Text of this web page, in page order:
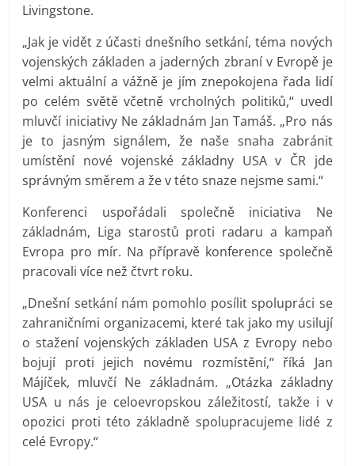
Livingstone.
„Jak je vidět z účasti dnešního setkání, téma nových
vojenských základen a jaderných zbraní v Evropě je
velmi aktuální a vážně je jím znepokojena řada lidí
po celém světě včetně vrcholných politiků,“ uvedl
mluvčí iniciativy Ne základnám Jan Tamáš. „Pro nás
je to jasným signálem, že naše snaha zabránit
umístění nové vojenské základny USA v ČR jde
správným směrem a že v této snaze nejsme sami.“
Konferenci uspořádali společně iniciativa Ne
základnám, Liga starostů proti radaru a kampaň
Evropa pro mír. Na přípravě konference společně
pracovali více než čtvrt roku.
„Dnešní setkání nám pomohlo posílit spolupráci se
zahraničními organizacemi, které tak jako my usilují
o stažení vojenských základen USA z Evropy nebo
bojují proti jejich novému rozmístění,“ říká Jan
Májíček, mluvčí Ne základnám. „Otázka základny
USA u nás je celoevropskou záležitostí, takže i v
opozici proti této základně spolupracujeme lidé z
celé Evropy.“